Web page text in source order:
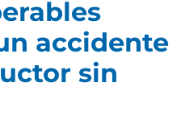
accidente
sin